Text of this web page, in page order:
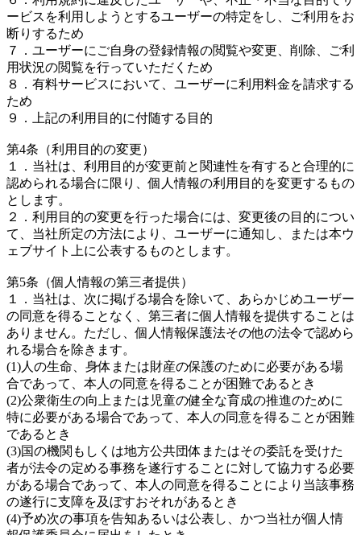
ービスを利用しようとするユーザーの特定をし、ご利用をお
断りするため
７．ユーザーにご自身の登録情報の閲覧や変更、削除、ご利
用状況の閲覧を行っていただくため
８．有料サービスにおいて、ユーザーに利用料金を請求する
ため
９．上記の利用目的に付随する目的
第4条（利用目的の変更）
１．当社は、利用目的が変更前と関連性を有すると合理的に
認められる場合に限り、個人情報の利用目的を変更するもの
とします。
２．利用目的の変更を行った場合には、変更後の目的につい
て、当社所定の方法により、ユーザーに通知し、または本ウ
ェブサイト上に公表するものとします。
第5条（個人情報の第三者提供）
１．当社は、次に掲げる場合を除いて、あらかじめユーザー
の同意を得ることなく、第三者に個人情報を提供することは
ありません。ただし、個人情報保護法その他の法令で認めら
れる場合を除きます。
(1)人の生命、身体または財産の保護のために必要がある場
合であって、本人の同意を得ることが困難であるとき
(2)公衆衛生の向上または児童の健全な育成の推進のために
特に必要がある場合であって、本人の同意を得ることが困難
であるとき
(3)国の機関もしくは地方公共団体またはその委託を受けた
者が法令の定める事務を遂行することに対して協力する必要
がある場合であって、本人の同意を得ることにより当該事務
の遂行に支障を及ぼすおそれがあるとき
(4)予め次の事項を告知あるいは公表し、かつ当社が個人情